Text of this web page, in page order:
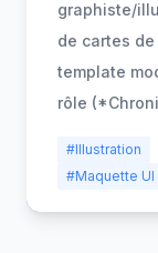
graphiste/
de cartes
template
rôle
#Illustration
#Maquette UI